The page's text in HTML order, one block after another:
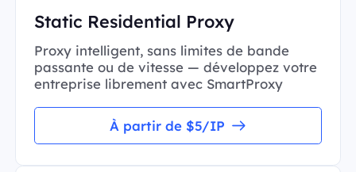
Static Residential Proxy
Proxy intelligent, sans limites de bande
passante ou de vitesse — développez votre
entreprise librement avec SmartProxy
À partir de $5/IP